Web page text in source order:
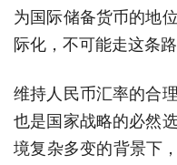
为国际储备货币的地
际化，不可能走这条路
维持人民币汇率的合
也是国家战略的必然
境复杂多变的背景下